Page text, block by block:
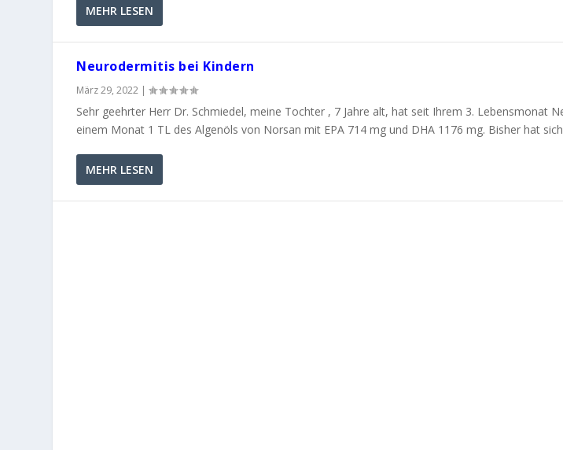
MEHR LESEN
Neurodermitis bei Kindern
März 29, 2022 |
Sehr geehrter Herr Dr. Schmiedel, meine Tochter , 7 Jahre alt, hat seit Ihrem 3. Lebensmonat
einem Monat 1 TL des Algenöls von Norsan mit EPA 714 mg und DHA 1176 mg. Bisher hat
MEHR LESEN